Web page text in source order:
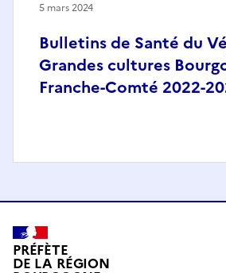
Bulletins de Santé du
Grandes cultures
Franche-Comté 2022-
5 mars 2024
PRÉFÈTE
DE LA RÉGION